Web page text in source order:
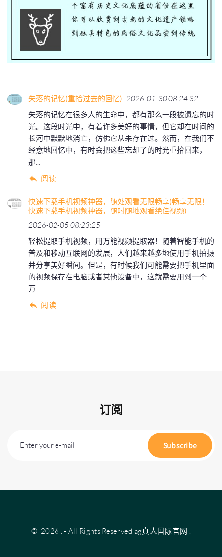
失落的记忆(重拾过去的回忆) 2026-01-30 08:24:32
失落的记忆在很多人的生命中，都有那么一段被遗忘的时
光。这段时光中，有着许多美好的事情，但它却在时间的
长河中默默地消亡，仿佛它从未存在过。然而，在我们不
经意地回忆中，有时会把这些忘却了的时光重拾回来，
那...
阅读
快速下载手机视频神器，随处观看无限畅享(畅享无限！
快速下载手机视频神器，随时随地观看绝佳视频)
2026-02-05 08:23:25
轻松提取手机视频，用万能视频提取器！随着智能手机的
普及和移动互联网的发展，人们越来越多地使用手机拍摄
并分享美好瞬间。但是，有时候我们可能需要把手机里面
的视频保存在电脑或者其他设备中，这就需要用到一个
万...
阅读
订阅
Enter your e-mail Subscribe
© 2026 .- All Rights Reserved ag真人国际官网 .